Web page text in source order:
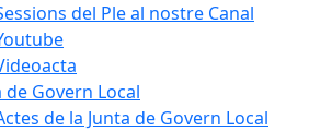
del Ple al nostre Canal
de Govern Local
de la Junta de Govern Local